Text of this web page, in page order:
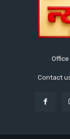
Contact